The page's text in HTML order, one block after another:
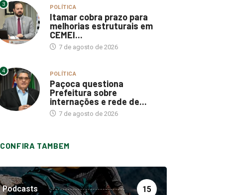
3 POLÍTICA
Itamar cobra prazo para
melhorias estruturais em
CEMEI...
7 de agosto de 2026
4 POLÍTICA
Paçoca questiona
Prefeitura sobre
internações e rede de...
7 de agosto de 2026
CONFIRA TAMBEM
Podcasts 15